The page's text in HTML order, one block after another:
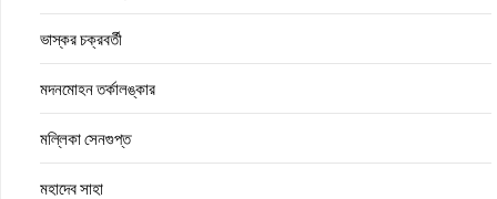
ভাস্কর চক্রবর্তী
মদনমোহন তর্কালঙ্কার
মল্লিকা সেনগুপ্ত
মহাদেব সাহা